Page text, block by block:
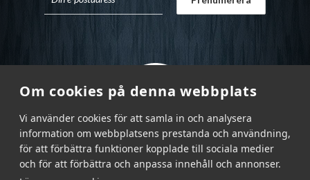
Om cookies på denna webbplats
Vi använder cookies för att samla in och analysera
information om webbplatsens prestanda och användning,
för att förbättra funktioner kopplade till sociala medier
och för att förbättra och anpassa innehåll och annonser.